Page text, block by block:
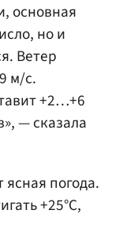
основная
но и
Ветер
м/c.
+2…+6
— сказала
погода.
+25°C,